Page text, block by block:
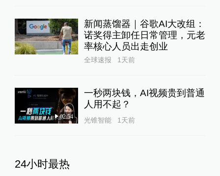
新闻蒸馏器｜谷歌AI大改组：
诺奖得主卸任日常管理，元老
率核心人员出走创业
全球速报 1天前
02:54
一秒两块钱，AI视频贵到普通
人用不起？
光锥智能 1天前
24小时最热